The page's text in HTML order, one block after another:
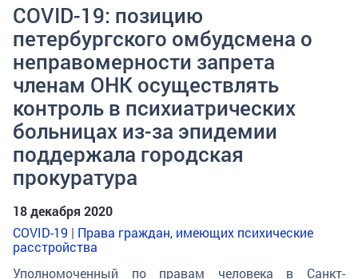
COVID-19: позицию
петербургского омбудсмена о
неправомерности запрета
членам ОНК осуществлять
контроль в психиатрических
больницах из-за эпидемии
поддержала городская
прокуратура
18 декабря 2020
COVID-19 | Права граждан, имеющих психические
расстройства
Уполномоченный по правам человека в Санкт-